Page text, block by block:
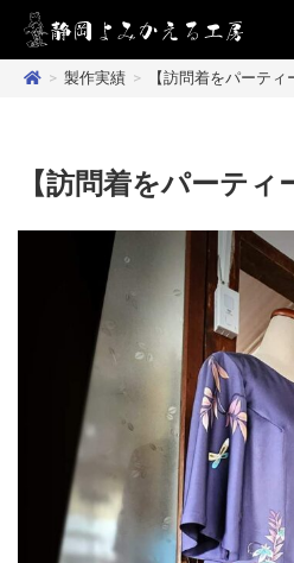
> 製作実績 > 【訪問着をパーティ
【訪問着をパーティ